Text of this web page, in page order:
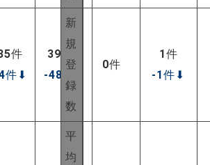
件
件 ⬇
399 件
-48
新
規
登
録
数
0件
1件
-1件 ⬇
平
均